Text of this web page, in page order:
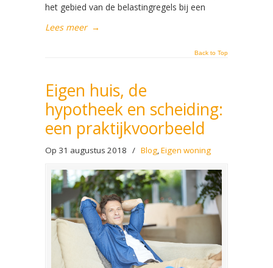
het gebied van de belastingregels bij een
Lees meer →
Back to Top
Eigen huis, de
hypotheek en scheiding:
een praktijkvoorbeeld
Op 31 augustus 2018 / Blog,Eigen woning